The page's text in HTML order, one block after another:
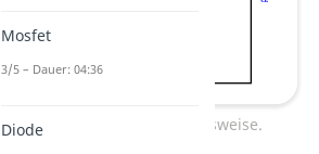
NPN Transistor Funktionsweise.
Mosfet
3/5 – Dauer: 04:36
Diode